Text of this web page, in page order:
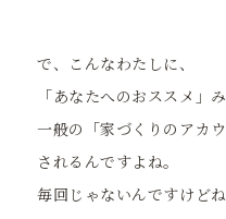
で、こんなわたしに、
「あなたへのおススメ」
一般の「家づくりのアカ
されるんですよね。
毎回じゃないんですけどね